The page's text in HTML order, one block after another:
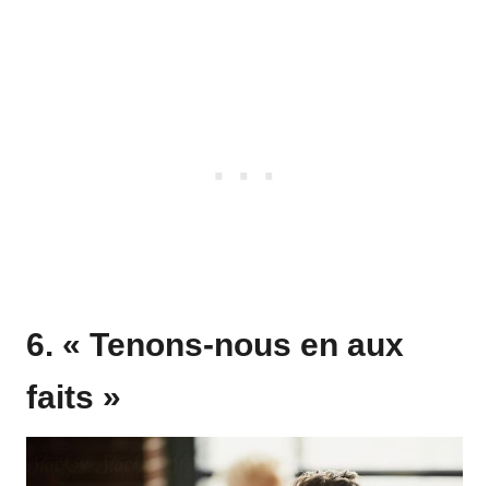
6. « Tenons-nous en aux
faits »